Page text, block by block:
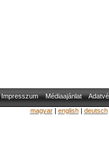
Impresszum Médiaajánlat
magyar| english| deutsch